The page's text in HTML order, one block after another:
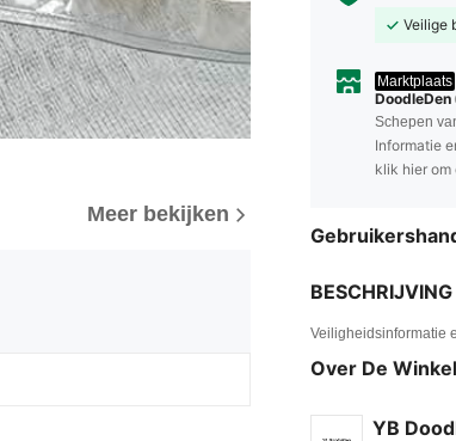
Meer bekijken
Veilige
Marktplaats
DoodleDen
Schepen
Informatie
BESCHRIJVING
Veiligheidsinformatie
Over De Winkel
YB
4.63
4.63